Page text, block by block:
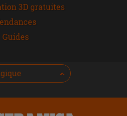
3D gratuites
Guides